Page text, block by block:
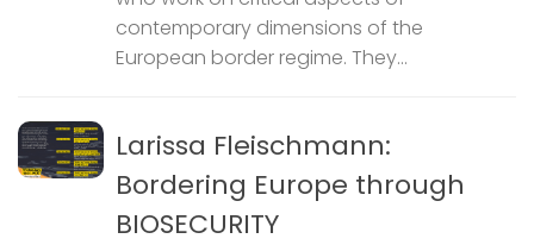
contemporary dimensions of the
European border regime. They...
Larissa Fleischmann:
Bordering Europe through
BIOSECURITY